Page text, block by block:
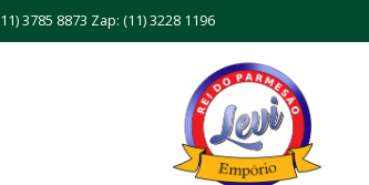
3785 8873 Zap: (11) 3228 1196